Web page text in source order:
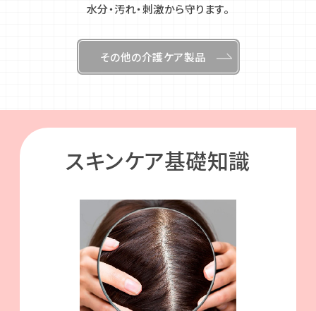
水分・汚れ・刺激から守ります。
その他の介護ケア製品
スキンケア基礎知識